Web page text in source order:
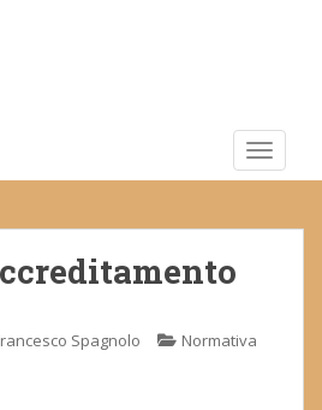
Spagnolo
Normativa